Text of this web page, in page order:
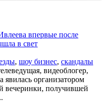
впервые после
в свет
, шоу бизнес, скандалы
видеоблогер,
явилась организатором
вечеринки, получившей